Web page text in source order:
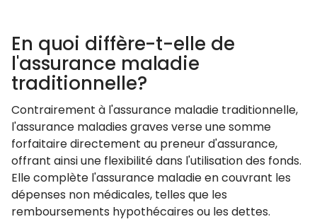
En quoi diffère-t-elle de
l'assurance maladie
traditionnelle?
Contrairement à l'assurance maladie traditionnelle,
l'assurance maladies graves verse une somme
forfaitaire directement au preneur d'assurance,
offrant ainsi une flexibilité dans l'utilisation des fonds.
Elle complète l'assurance maladie en couvrant les
dépenses non médicales, telles que les
remboursements hypothécaires ou les dettes.